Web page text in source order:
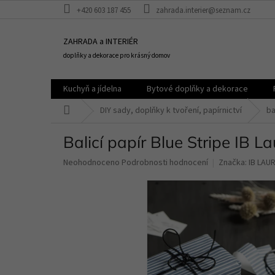
+420 603 187 455 zahrada.interier@seznam.cz
ZAHRADA a INTERIÉR
doplňky a dekorace pro krásný domov
Kuchyň a jídelna Bytové doplňky a dekorace
DIY sady, doplňky k tvoření, papírnictví
Balicí papír Blue Stripe IB
Průměrné
Neohodnoceno Podrobnosti hodnocení Značka: IB